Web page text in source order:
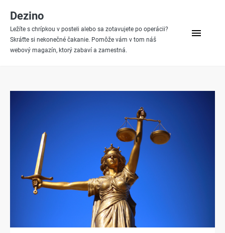
content
Dezino
Ležíte s chrípkou v posteli alebo sa zotavujete po operácii?
Skráťte si nekonečné čakanie. Pomôže vám v tom náš
webový magazín, ktorý zabaví a zamestná.
menu